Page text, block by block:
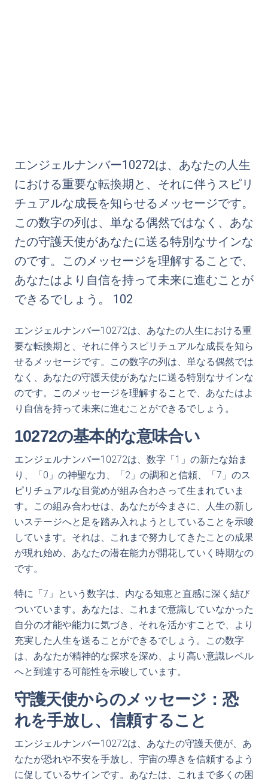
エンジェルナンバー10272は、あなたの人生
における重要な転換期と、それに伴うスピリ
チュアルな成長を知らせるメッセージです。
この数字の列は、単なる偶然ではなく、あな
たの守護天使があなたに送る特別なサインな
のです。このメッセージを理解することで、
あなたはより自信を持って未来に進むことが
できるでしょう。 102
エンジェルナンバー10272は、あなたの人生における重
要な転換期と、それに伴うスピリチュアルな成長を知ら
せるメッセージです。この数字の列は、単なる偶然では
なく、あなたの守護天使があなたに送る特別なサインな
のです。このメッセージを理解することで、あなたはよ
り自信を持って未来に進むことができるでしょう。
10272の基本的な意味合い
エンジェルナンバー10272は、数字「1」の新たな始ま
り、「0」の神聖な力、「2」の調和と信頼、「7」のス
ピリチュアルな目覚めが組み合わさって生まれていま
す。この組み合わせは、あなたが今まさに、人生の新し
いステージへと足を踏み入れようとしていることを示唆
しています。それは、これまで努力してきたことの成果
が現れ始め、あなたの潜在能力が開花していく時期なの
です。
特に「7」という数字は、内なる知恵と直感に深く結び
ついています。あなたは、これまで意識していなかった
自分の才能や能力に気づき、それを活かすことで、より
充実した人生を送ることができるでしょう。この数字
は、あなたが精神的な探求を深め、より高い意識レベル
へと到達する可能性を示唆しています。
守護天使からのメッセージ：恐
れを手放し、信頼すること
エンジェルナンバー10272は、あなたの守護天使が、あ
なたが恐れや不安を手放し、宇宙の導きを信頼するよう
に促しているサインです。あなたは、これまで多くの困